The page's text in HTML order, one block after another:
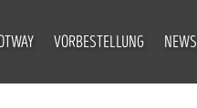
VORBESTELLUNG NEWS